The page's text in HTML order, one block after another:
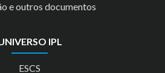
e outros documentos
IPL
ESCS